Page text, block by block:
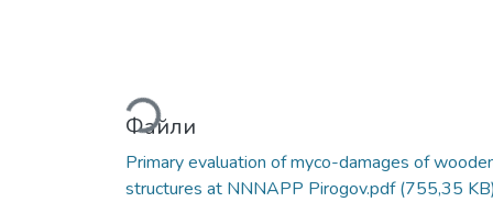
Вантажиться...
Файли
Primary evaluation of myco-damages of
structures at NNNAPP Pirogov.pdf(755,35 KB)